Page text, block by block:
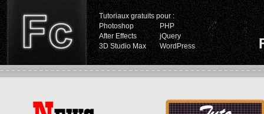
Tutoriaux gratuits pour :
Photoshop
PHP
After Effects
jQuery
3D Studio Max
WordPress